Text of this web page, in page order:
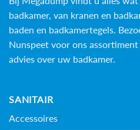
op
badkamer, van kranen en
baden en badkamertegels .
Nunspeet voor ons
advies over uw badkamer.
SANITAIR
Accessoires